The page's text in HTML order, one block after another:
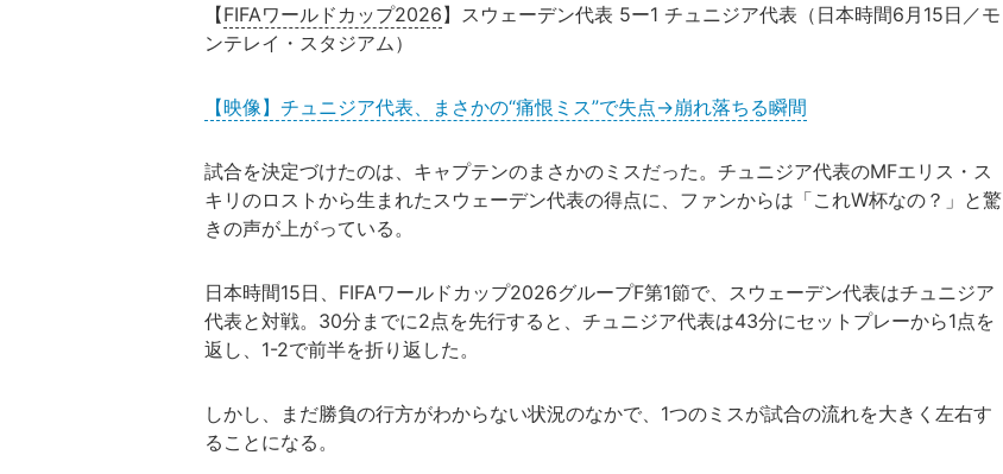
【FIFAワールドカップ2026】スウェーデン代表 5ー1 チュニジア代表（日本時間6月15日／モ
ンテレイ・スタジアム）
【映像】チュニジア代表、まさかの“痛恨ミス”で失点→崩れ落ちる瞬間
試合を決定づけたのは、キャプテンのまさかのミスだった。チュニジア代表のMFエリス・ス
キリのロストから生まれたスウェーデン代表の得点に、ファンからは「これW杯なの？」と驚
きの声が上がっている。
日本時間15日、FIFAワールドカップ2026グループF第1節で、スウェーデン代表はチュニジア
代表と対戦。30分までに2点を先行すると、チュニジア代表は43分にセットプレーから1点を
返し、1-2で前半を折り返した。
しかし、まだ勝負の行方がわからない状況のなかで、1つのミスが試合の流れを大きく左右す
ることになる。